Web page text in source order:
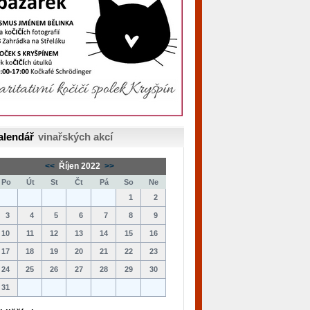
vinařských akcí
<< Říjen 2022 >>
Út St Čt Pá So
Ne
1
2
3 4 5 6 7 8 9
10 11 12 13 14 15 16
17 18 19 20 21 22 23
24 25 26 27 28 29 30
31